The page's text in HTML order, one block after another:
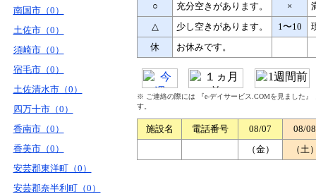
南国市（0）
土佐市（0）
須崎市（0）
宿毛市（0）
土佐清水市（0）
四万十市（0）
香南市（0）
香美市（0）
安芸郡東洋町（0）
安芸郡奈半利町（0）
○
充分空きがあります。 ×
△
少し空きがあります。 1〜10
休
お休みです。
※ ご連絡の際には 『e-デイサービス.COMを見ました
す。
施設名 電話番号 08/07
08/08
（金）
（土